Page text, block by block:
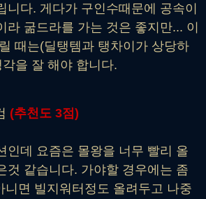
니다. 게다가 구인수때문에 공속이
라 굶드라를 가는 것은 좋지만... 이
때는(딜탱템과 탱차이가 상당하
을 잘 해야 합니다.
(추천도 3점)
인데 요즘은 몰왕을 너무 빨리 올
것 같습니다. 가야할 경우에는 좀
니면 빌지워터정도 올려두고 나중